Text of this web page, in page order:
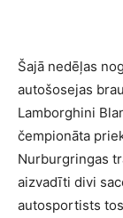
Šajā nedēļas
autošosejas
Lamborghini
čempionāta
Nurburgringas
aizvadīti divi
autosportists